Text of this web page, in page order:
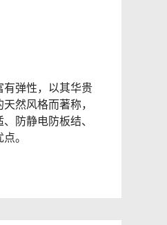
有弹性，以其华贵
然风格而著称，
防静电防板结、
。